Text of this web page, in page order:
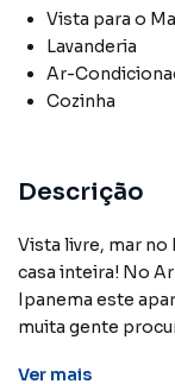
Vista para o
Lavanderia
Ar-
Cozinha
Descrição
Vista livre, mar no
casa inteira! No
Ipanema este
muita gente
Ver mais